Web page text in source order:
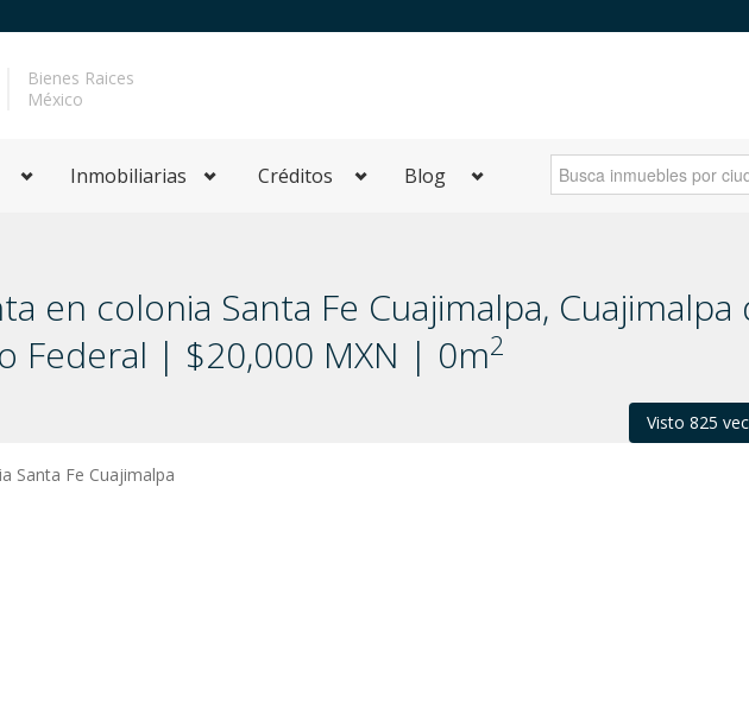
Bienes Raices
México
Inmobiliarias Créditos Blog
en colonia Santa Fe Cuajimalpa, Cuajimalpa
Federal | $20,000 MXN | 0m2
Visto 825